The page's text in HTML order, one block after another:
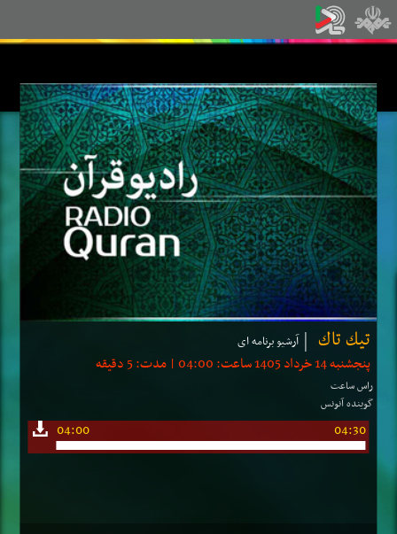
تیك تاك آرشیو برنامه ای
پنجشنبه 14 خرداد 1405 ساعت: 04:00 | مدت: 5 دقیقه
راس ساعت
گوینده آنونس
04:00 04:30